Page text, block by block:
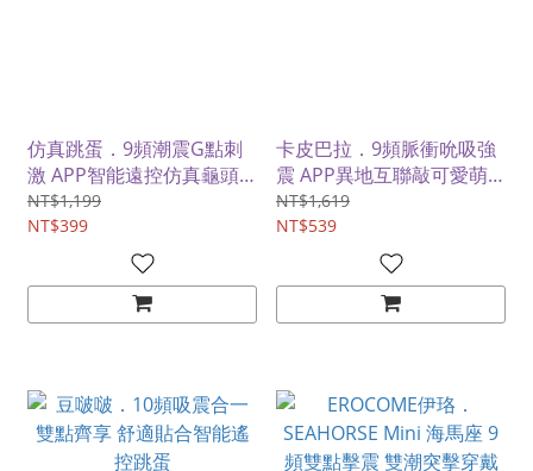
仿真跳蛋．9頻潮震G點刺
激 APP智能遠控仿真龜頭
情趣跳蛋【黑色】
NT$1,199
NT$399
卡皮巴拉．9頻脈衝吮吸強
震 APP異地互聯敲可愛萌
寵吮吸器
NT$1,619
NT$539